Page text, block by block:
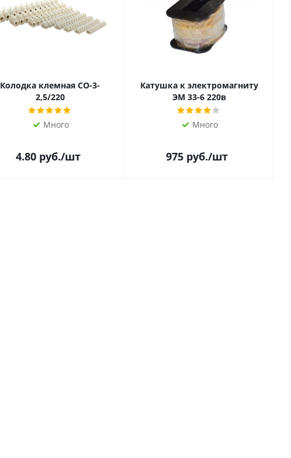
Колодка клемная СО-3-
2,5/220
Много
4.80руб./шт
Катушка к электромагниту
ЭМ 33-6 220в
Много
975 руб./шт